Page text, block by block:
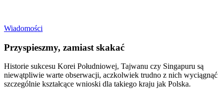
Wiadomości
Przyspieszmy, zamiast skakać
Historie sukcesu Korei Południowej, Tajwanu czy Singapuru są
niewątpliwie warte obserwacji, aczkolwiek trudno z nich wyciągnąć
szczególnie kształcące wnioski dla takiego kraju jak Polska.